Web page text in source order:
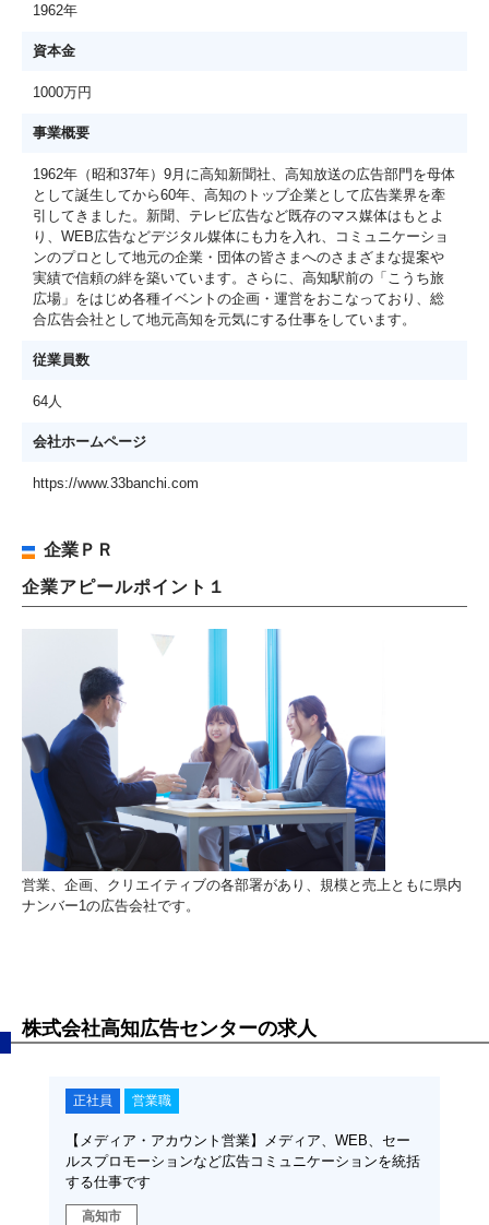
1962年
資本金
1000万円
事業概要
1962年（昭和37年）9月に高知新聞社、高知放送の広告部門を母体
として誕生してから60年、高知のトップ企業として広告業界を牽
引してきました。新聞、テレビ広告など既存のマス媒体はもとよ
り、WEB広告などデジタル媒体にも力を入れ、コミュニケーショ
ンのプロとして地元の企業・団体の皆さまへのさまざまな提案や
実績で信頼の絆を築いています。さらに、高知駅前の「こうち旅
広場」をはじめ各種イベントの企画・運営をおこなっており、総
合広告会社として地元高知を元気にする仕事をしています。
従業員数
64人
会社ホームページ
https://www.33banchi.com
企業ＰＲ
企業アピールポイント１
営業、企画、クリエイティブの各部署があり、規模と売上ともに県内
ナンバー1の広告会社です。
株式会社高知広告センターの求人
正社員 営業職
【メディア・アカウント営業】メディア、WEB、セー
ルスプロモーションなど広告コミュニケーションを統括
する仕事です
高知市